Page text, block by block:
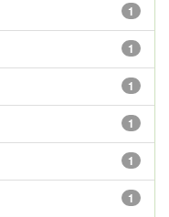
1
1
1
1
1
1